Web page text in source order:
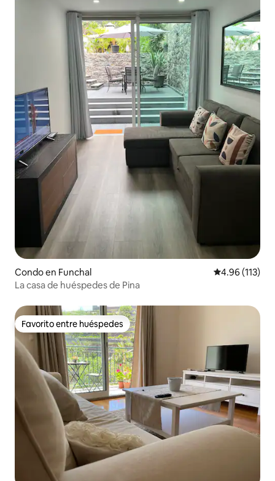
Condo en Funchal Calificación
4.96 (113)
La casa de huéspedes de Pina
Favorito entre huéspedes
Favorito entre huéspedes